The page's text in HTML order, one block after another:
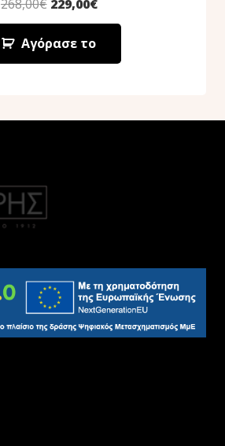
268,00€ 229,00€
Αγόρασε το